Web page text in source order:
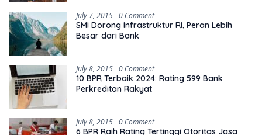
July 7, 2015 0 Comment
SMI Dorong Infrastruktur RI, Peran Lebih
Besar dari Bank
July 8, 2015 0 Comment
10 BPR Terbaik 2024: Rating 599 Bank
Perkreditan Rakyat
July 8, 2015 0 Comment
6 BPR Raih Rating Tertinggi Otoritas Jasa